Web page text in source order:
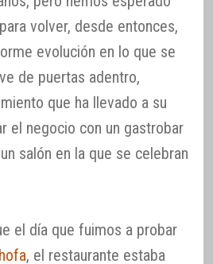
volver, desde entonces,
evolución en lo que se
de puertas adentro,
que ha llevado a su
el negocio con un gastrobar
salón en la que se celebran
el día que fuimos a probar
, el restaurante estaba